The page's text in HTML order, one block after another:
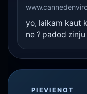
yo, laikam kaut
ne ? padod
PIEVIENOT